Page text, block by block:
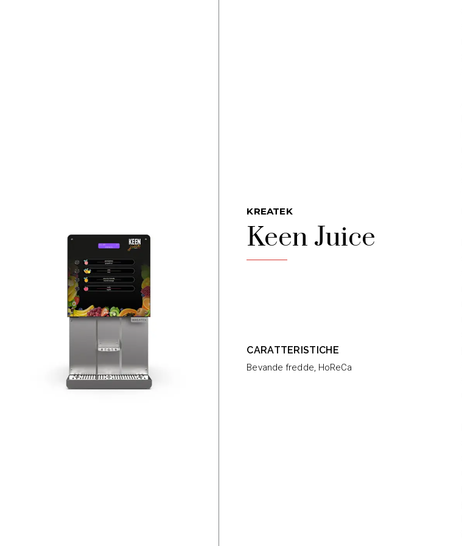
KREATEK
Keen Juice
CARATTERISTICHE
Bevande fredde HoReCa